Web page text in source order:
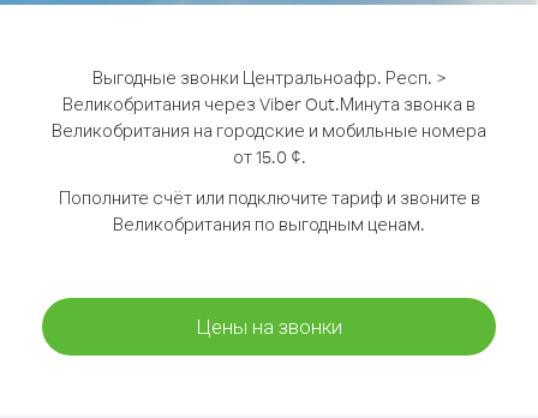
Выгодные звонки Центральноафр. Респ. >
Великобритания через Viber Out.Минута звонка в
Великобритания на городские и мобильные номера
от 15.0 ¢.
Пополните счёт или подключите тариф и звоните в
Великобритания по выгодным ценам.
Цены на звонки